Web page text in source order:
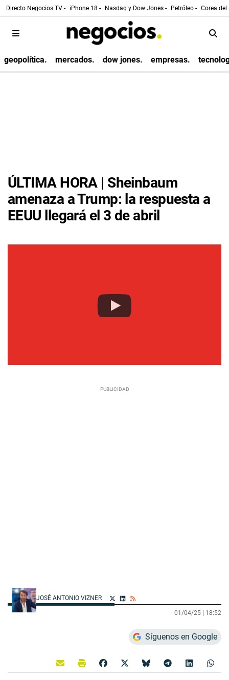
Directo Negocios TV - iPhone 18 - Nasdaq y Dow Jones - Petróleo - Corea
geopolítica. mercados. dow jones. empresas.
ÚLTIMA HORA | Sheinbaum
amenaza a Trump: la respuesta a
EEUU llegará el 3 de abril
JOSÉ ANTONIO VIZNER
01/04/25 | 18:52
Síguenos en Google